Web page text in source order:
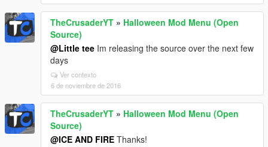
TheCrusaderYT » Halloween Mod Menu (Open
Source)
@Little tee Im releasing the source over the next few
days
Ver contexto
6 de noviembre de 2016
TheCrusaderYT » Halloween Mod Menu (Open
Source)
@ICE AND FIRE Thanks!